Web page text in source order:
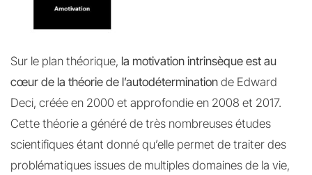
Sur le plan théorique, la motivation intrinsèque est au
cœur de la théorie de l’autodétermination de Edward
Deci, créée en 2000 et approfondie en 2008 et 2017.
Cette théorie a généré de très nombreuses études
scientifiques étant donné qu’elle permet de traiter des
problématiques issues de multiples domaines de la vie,